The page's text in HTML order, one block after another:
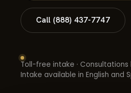
Call (888) 437-7747
Toll-free intake ·
Intake available in English and